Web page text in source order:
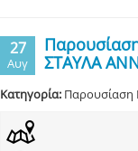
27
Αυγ
ΣΤΑΥΛΑ
Κατηγορία: Παρουσίαση